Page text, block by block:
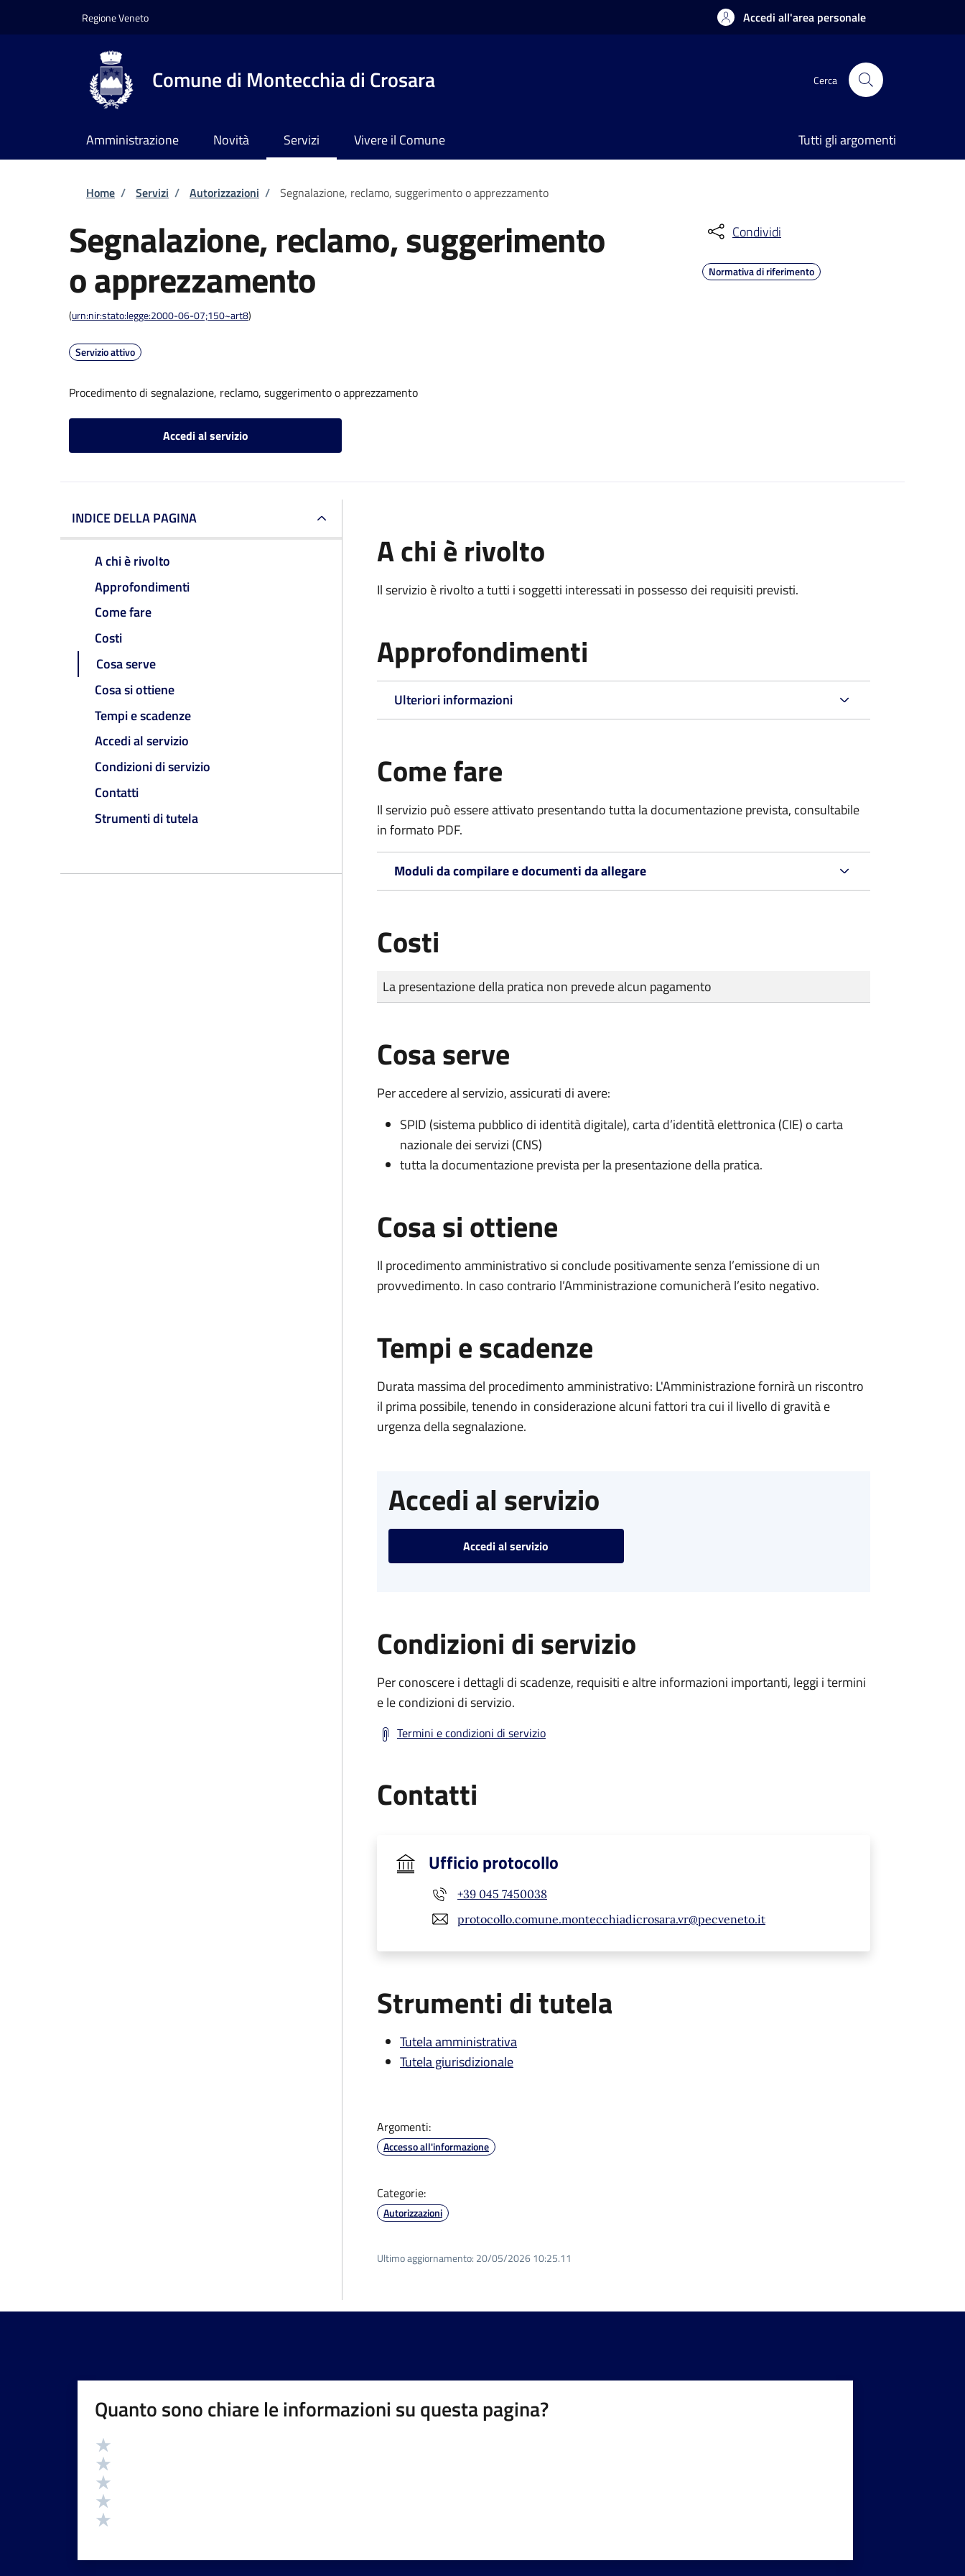
Regione Veneto Accedi all'area personale
Comune di Montecchia di Crosara Cerca
Amministrazione Novità Servizi Vivere il Comune Tutti gli argomenti
Briciole di pane
Home / Servizi / Autorizzazioni / Segnalazione, reclamo, suggerimento o apprezzamento
Segnalazione, reclamo, suggerimento
o apprezzamento
(urn:nir:stato:legge:2000-06-07;150~art8)
Servizio attivo
Procedimento di segnalazione, reclamo, suggerimento o apprezzamento
Accedi al servizio
Condividi
Normativa di riferimento
INDICE DELLA PAGINA
A chi è rivolto
Approfondimenti
Come fare
Costi
Cosa serve
Cosa si ottiene
Tempi e scadenze
Accedi al servizio
Condizioni di servizio
Contatti
Strumenti di tutela
A chi è rivolto
Il servizio è rivolto a tutti i soggetti interessati in possesso dei requisiti previsti.
Approfondimenti
Ulteriori informazioni
Come fare
Il servizio può essere attivato presentando tutta la documentazione prevista, consultabile
in formato PDF.
Moduli da compilare e documenti da allegare
Costi
Tipo di pagamento
Importo
La presentazione della pratica non prevede alcun pagamento
Cosa serve
Per accedere al servizio, assicurati di avere:
SPID (sistema pubblico di identità digitale), carta d’identità elettronica (CIE) o carta
nazionale dei servizi (CNS)
tutta la documentazione prevista per la presentazione della pratica.
Cosa si ottiene
Il procedimento amministrativo si conclude positivamente senza l’emissione di un
provvedimento. In caso contrario l’Amministrazione comunicherà l’esito negativo.
Tempi e scadenze
Durata massima del procedimento amministrativo: L'Amministrazione fornirà un riscontro
il prima possibile, tenendo in considerazione alcuni fattori tra cui il livello di gravità e
urgenza della segnalazione.
Accedi al servizio
Accedi al servizio
Condizioni di servizio
Per conoscere i dettagli di scadenze, requisiti e altre informazioni importanti, leggi i termini
e le condizioni di servizio.
Termini e condizioni di servizio
Contatti
Ufficio protocollo
+39 045 7450038
protocollo.comune.montecchiadicrosara.vr@pecveneto.it
Strumenti di tutela
Tutela amministrativa
Tutela giurisdizionale
Argomenti:
Accesso all'informazione
Categorie:
Autorizzazioni
Ultimo aggiornamento: 20/05/2026 10:25.11
Quanto sono chiare le informazioni su questa pagina?
Valutazione